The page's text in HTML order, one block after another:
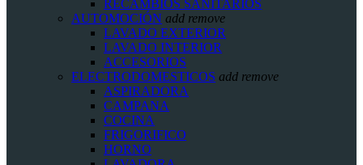
RECAMBIOS SANITARIOS
AUTOMOCIÓN add remove
LAVADO EXTERIOR
LAVADO INTERIOR
ACCESORIOS
ELECTRODOMESTICOS add remove
ASPIRADORA
CAMPANA
COCINA
FRIGORIFICO
HORNO